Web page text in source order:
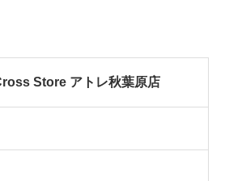
Store アトレ秋葉原店